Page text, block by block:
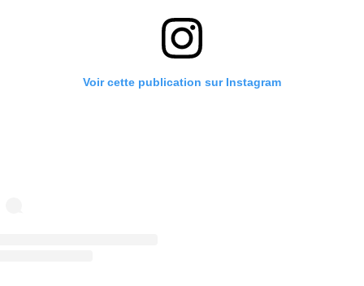
Voir cette publication sur Instagram